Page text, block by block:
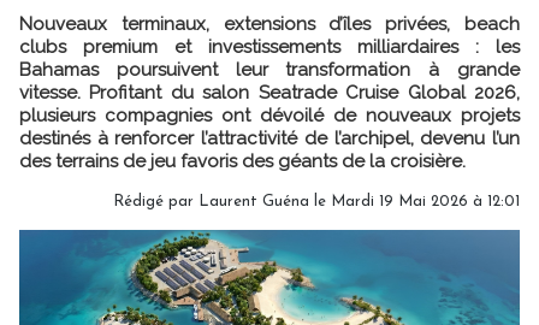
Nouveaux terminaux, extensions d’îles privées, beach
clubs premium et investissements milliardaires : les
Bahamas poursuivent leur transformation à grande
vitesse. Profitant du salon Seatrade Cruise Global 2026,
plusieurs compagnies ont dévoilé de nouveaux projets
destinés à renforcer l’attractivité de l’archipel, devenu l’un
des terrains de jeu favoris des géants de la croisière.
Rédigé par Laurent Guéna le Mardi 19 Mai 2026 à 12:01